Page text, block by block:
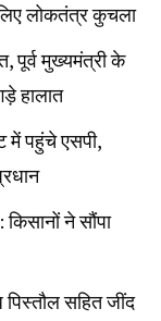
लिए लोकतंत्र कुचला
पूर्व मुख्यमंत्री के
हालात
में पहुंचे एसपी,
ने सौंपा
सहित जींद